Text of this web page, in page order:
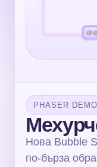
PHASER DEMO
Нова Bubble
по-бърза